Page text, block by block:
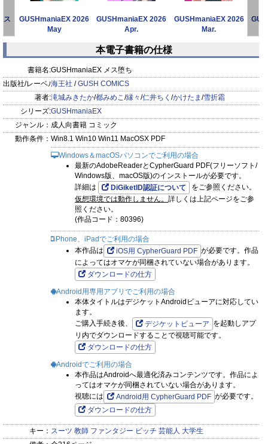
「一ノ瀬先生はシたことがない」縁々
面倒見がいい陽キャ×潔癖症の陰キャ、高校教師の秘密の恋。
「ワケありスーパーダーリン」仁井ちく
スパダリ若手起業家×天然整体師 偽恋人（※ただしセックスを
する）はじめました!?
「俺が猫ならお前は犬で」かけたま
天然むっつり風紀委員長×女好きヤリチンの、前後不覚のハイ
テンションラブバトル！
「初恋ブレイカー」雪折霜
10年片想い年下幼なじみ×くたびれリーマンの執着下剋上ラ
ス
GUSHmaniaEX 2026
May
GUSHmaniaEX 2026
Apr.
GUSHmaniaEX 2026
Mar.
prev next
本電子書籍の仕様
書籍名:GUSHmaniaEX メス堕ち
出版社/レーベル:海王社 /GUSH COMICS
著者:滝城みきたか/都みめこ/縁々/仁井ちく /かけたま /雪折霜
シリーズ:GUSHmaniaEX
ジャンル： 成人向書籍 コミック
動作条件： Win8.1 Win10 Win11 MacOSX PDF
Windows＆macOSパソコンでご利用の場合
最新のAdobeReaderとCypherGuard PDF(フリーソフト/
Windows版、macOS版)のインストールが必要です。
詳細は
DiGiketID認証について
をご参照ください。
仮想環境では動作しません。 詳しくは上記ページをご参
照ください。
(作品コード：80396)
iPhone、iPadでご利用の場合
本作品は
iOS用 CypherGuard PDF が必要です。作品
によってはオマケが同梱されていない場合があります。
ダウンロードの仕方
Android用専用アプリでご利用の場合
本体タイトルはデジケットAndroidビューアに対応してい
ます。
ご購入手続き後、
デジケットビューア を起動しアプ
リ内でダウンロードすることで視聴可能です。
ダウンロードの仕方
Androidでご利用の場合
本作品はAndroidへ最適化済みコンテンツです。作品によ
ってはオマケが同梱されていない場合があります。
視聴には
Android用 CypherGuard PDF が必要です。
ダウンロードの仕方
キー： スーツ 教師 ファンタジー ビッチ 芸能人 大学生